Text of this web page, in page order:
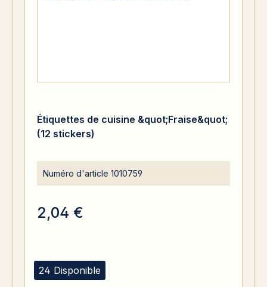
24 Disponible
Étiquettes de cuisine &quot;Fraise&quot;
(12 stickers)
Numéro d'article 1010759
2,04 €